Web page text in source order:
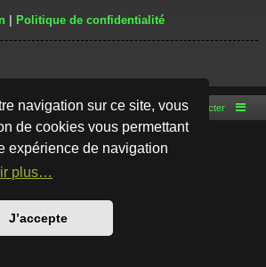
navigation sur ce site, vous
de cookies vous permettant
expérience de navigation
plus…
J’accepte
| Politique de confidentialité
Nous contacter
phpBB® Forum Software © phpBB Limited
par
française officielle